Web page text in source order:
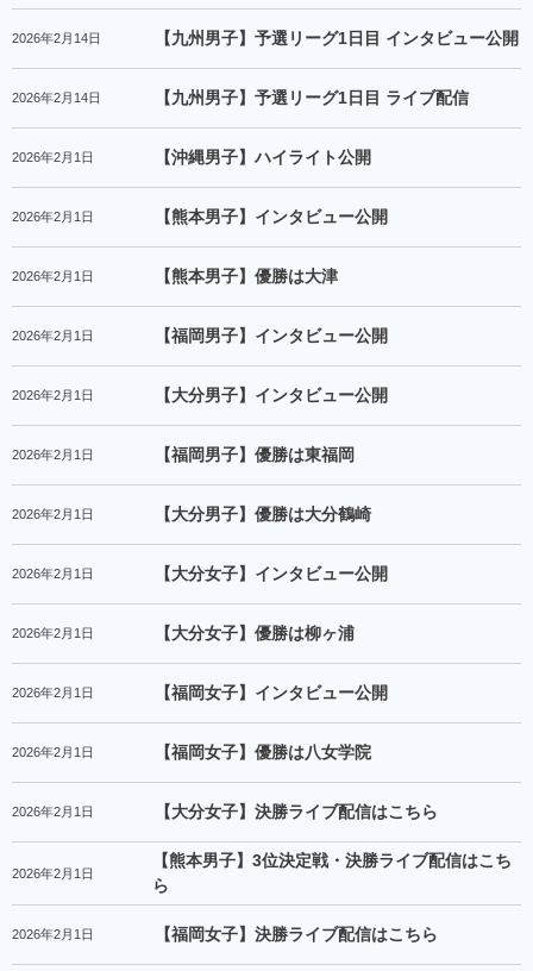
2026年2月14日 【九州男子】予選リーグ1日目 インタビュー公開
2026年2月14日 【九州男子】予選リーグ1日目 ライブ配信
2026年2月1日 【沖縄男子】ハイライト公開
2026年2月1日 【熊本男子】インタビュー公開
2026年2月1日 【熊本男子】優勝は大津
2026年2月1日 【福岡男子】インタビュー公開
2026年2月1日 【大分男子】インタビュー公開
2026年2月1日 【福岡男子】優勝は東福岡
2026年2月1日 【大分男子】優勝は大分鶴崎
2026年2月1日 【大分女子】インタビュー公開
2026年2月1日 【大分女子】優勝は柳ヶ浦
2026年2月1日 【福岡女子】インタビュー公開
2026年2月1日 【福岡女子】優勝は八女学院
2026年2月1日 【大分女子】決勝ライブ配信はこちら
2026年2月1日
【熊本男子】3位決定戦・決勝ライブ配信はこち
ら
2026年2月1日 【福岡女子】決勝ライブ配信はこちら